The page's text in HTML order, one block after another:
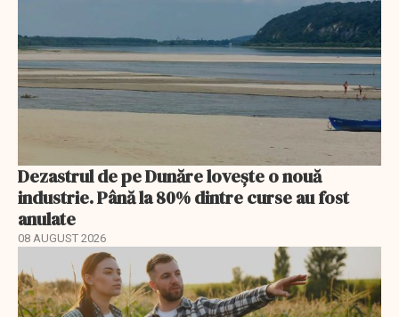
Dezastrul de pe Dunăre lovește o nouă
industrie. Până la 80% dintre curse au fost
anulate
08 AUGUST 2026